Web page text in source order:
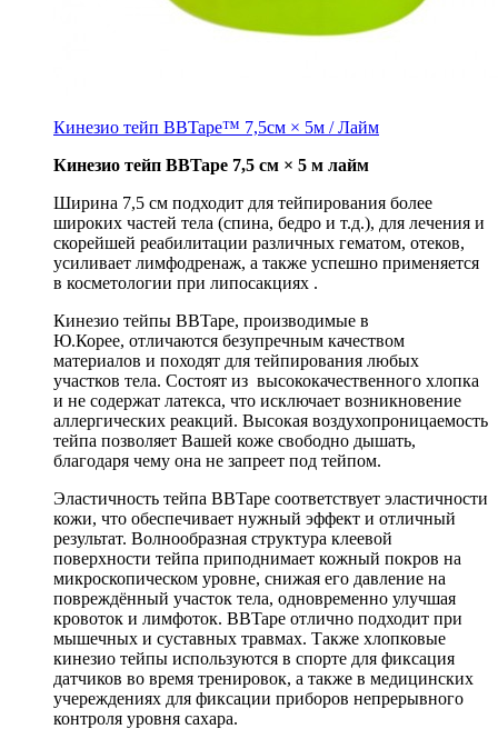
Кинезио тейп BBTape™ 7,5см × 5м / Лайм
Кинезио тейп BBTape 7,5 см × 5 м лайм
Ширина 7,5 см подходит для тейпирования более
широких частей тела (спина, бедро и т.д.), для лечения и
скорейшей реабилитации различных гематом, отеков,
усиливает лимфодренаж, а также успешно применяется
в косметологии при липосакциях .
Кинезио тейпы BBTape, производимые в
Ю.Корее, отличаются безупречным качеством
материалов и походят для тейпирования любых
участков тела. Состоят из высококачественного хлопка
и не содержат латекса, что исключает возникновение
аллергических реакций. Высокая воздухопроницаемость
тейпа позволяет Вашей коже свободно дышать,
благодаря чему она не запреет под тейпом.
Эластичность тейпа BBTape соответствует эластичности
кожи, что обеспечивает нужный эффект и отличный
результат. Волнообразная структура клеевой
поверхности тейпа приподнимает кожный покров на
микроскопическом уровне, снижая его давление на
повреждённый участок тела, одновременно улучшая
кровоток и лимфоток. BBTape отлично подходит при
мышечных и суставных травмах. Также хлопковые
кинезио тейпы используются в спорте для фиксация
датчиков во время тренировок, а также в медицинских
учереждениях для фиксации приборов непрерывного
контроля уровня сахара.